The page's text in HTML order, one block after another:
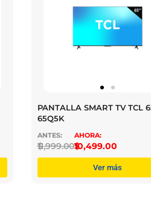
PANTALLA SMART TV TCL
65Q5K
$
11,999.00$
10,499.00
Ver más